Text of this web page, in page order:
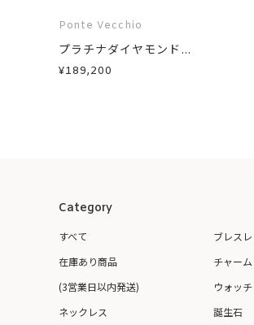
Ponte Vecchio
プラチナダイヤモンド...
¥189,200
Category
すべて
在庫あり商品
(3営業日以内発送)
ネックレス
ブレスレ
チャーム
ウォッチ
誕生石